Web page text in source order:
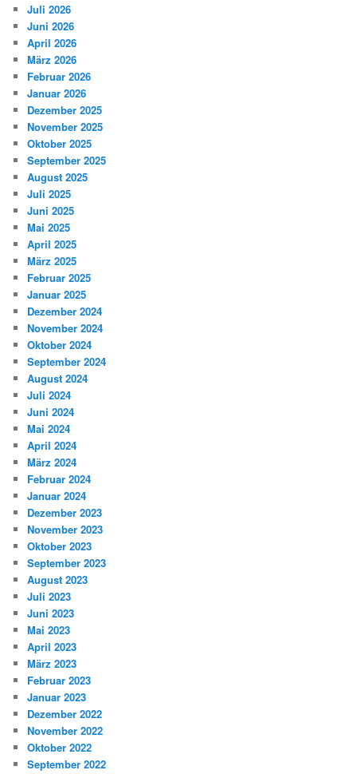
Juli 2026
Juni 2026
April 2026
März 2026
Februar 2026
Januar 2026
Dezember 2025
November 2025
Oktober 2025
September 2025
August 2025
Juli 2025
Juni 2025
Mai 2025
April 2025
März 2025
Februar 2025
Januar 2025
Dezember 2024
November 2024
Oktober 2024
September 2024
August 2024
Juli 2024
Juni 2024
Mai 2024
April 2024
März 2024
Februar 2024
Januar 2024
Dezember 2023
November 2023
Oktober 2023
September 2023
August 2023
Juli 2023
Juni 2023
Mai 2023
April 2023
März 2023
Februar 2023
Januar 2023
Dezember 2022
November 2022
Oktober 2022
September 2022